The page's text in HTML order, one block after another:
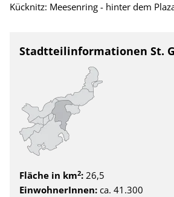
Kücknitz: Meesenring - hinter dem
Stadtteilinformationen St.
Fläche in km2: 26,5
EinwohnerInnen: ca. 41.300